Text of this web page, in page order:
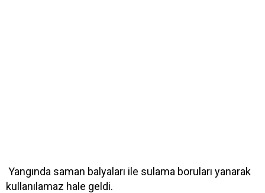
Yangında saman balyaları ile sulama boruları yanarak
kullanılamaz hale geldi.